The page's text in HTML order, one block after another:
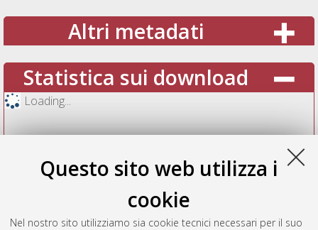
Questo sito web utilizza i
cookie
Nel nostro sito utilizziamo sia cookie tecnici necessari per il suo
Altri metadati
Statistica sui download
Loading...